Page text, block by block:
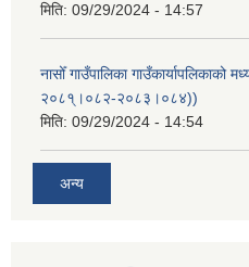
मिति: 09/29/2024 - 14:57
नासोँ गाउँपालिका गाउँकार्यापलिकाको
२०८१्।०८२-२०८३।०८४))
मिति: 09/29/2024 - 14:54
अन्य